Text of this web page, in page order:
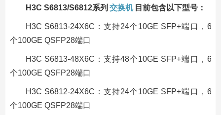
H3C S6813/S6812系列 交换机 目前包含以下型号：
H3C S6813-24X6C：支持24个10GE SFP+端口，6
个100GE QSFP28端口
H3C S6813-48X6C：支持48个10GE SFP+端口，6
个100GE QSFP28端口
H3C S6812-24X6C：支持24个10GE SFP+端口，6
个100GE QSFP28端口